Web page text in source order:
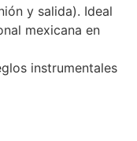
y salida). Ideal
mexicana en
instrumentales